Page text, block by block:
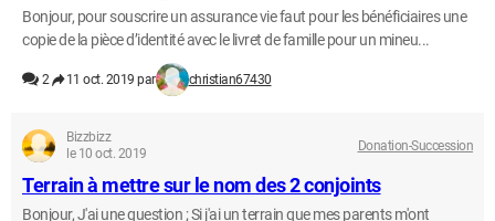
Bonjour, pour souscrire un assurance vie faut pour les bénéficiaires une
copie de la pièce d’identité avec le livret de famille pour un mineu...
2 11 oct. 2019 par christian67430
Bizzbizz
le 10 oct. 2019
Donation-Succession
Terrain à mettre sur le nom des 2 conjoints
Bonjour, J'ai une question ; Si j'ai un terrain que mes parents m'ont